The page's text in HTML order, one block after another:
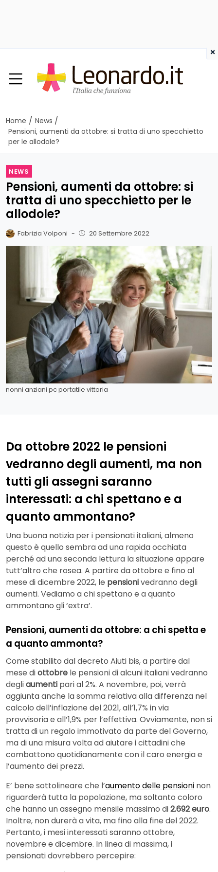
Home / News /
Pensioni, aumenti da ottobre: si tratta di uno specchietto
per le allodole?
NEWS
Pensioni, aumenti da ottobre: si
tratta di uno specchietto per le
allodole?
Fabrizia Volponi - 20 Settembre 2022
nonni anziani pc portatile vittoria
Da ottobre 2022 le pensioni
vedranno degli aumenti, ma non
tutti gli assegni saranno
interessati: a chi spettano e a
quanto ammontano?
Una buona notizia per i pensionati italiani, almeno
questo è quello sembra ad una rapida occhiata
perché ad una seconda lettura la situazione appare
tutt’altro che rosea. A partire da ottobre e fino al
mese di dicembre 2022, le pensionivedranno degli
aumenti. Vediamo a chi spettano e a quanto
ammontano gli ‘extra’.
Pensioni, aumenti da ottobre: a chi spetta e
a quanto ammonta?
Come stabilito dal decreto Aiuti bis, a partire dal
mese diottobre le pensioni di alcuni italiani vedranno
degliaumenti pari al 2%. A novembre, poi, verrà
aggiunta anche la somma relativa alla differenza nel
calcolo dell’inflazione del 2021, all’1,7% in via
provvisoria e all’1,9% per l’effettiva. Ovviamente, non si
tratta di un regalo immotivato da parte del Governo,
ma di una misura volta ad aiutare i cittadini che
combattono quotidianamente con il caro energia e
l’aumento dei prezzi.
E’ bene sottolineare che l’aumento delle pensioni non
riguarderà tutta la popolazione, ma soltanto coloro
che hanno un assegno mensile massimo di2.692 euro.
Inoltre, non durerà a vita, ma fino alla fine del 2022.
Pertanto, i mesi interessati saranno ottobre,
novembre e dicembre. In linea di massima, i
pensionati dovrebbero percepire:
×